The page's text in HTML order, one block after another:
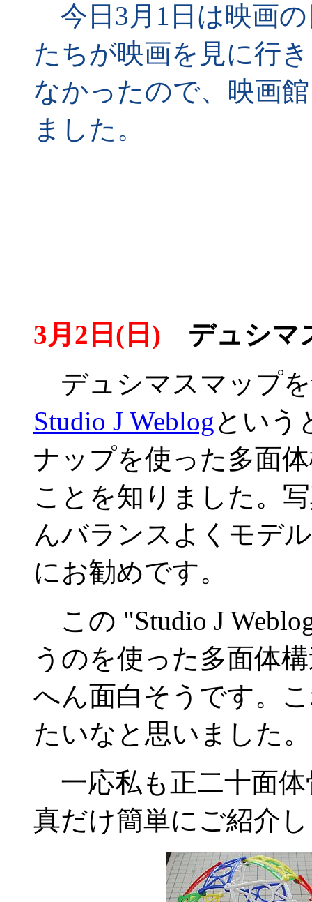
今日3月1日は映画
たちが映画を見に行
なかったので、映画
ました。
3月2日(日) デュシマ
デュシマスマップ
Studio J Weblogという
ナップを使った多面
ことを知りました。
んバランスよくモデ
にお勧めです。
この "Studio J
うのを使った多面体
へん面白そうです。
たいなと思いました。
一応私も正二十面
真だけ簡単にご紹介